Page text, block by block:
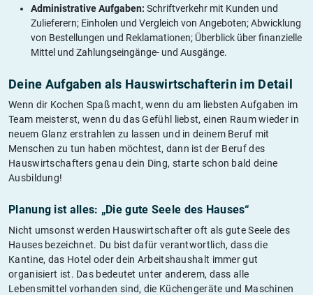
Administrative Aufgaben: Schriftverkehr mit Kunden und
Zulieferern; Einholen und Vergleich von Angeboten; Abwicklung
von Bestellungen und Reklamationen; Überblick über finanzielle
Mittel und Zahlungseingänge- und Ausgänge.
Deine Aufgaben als Hauswirtschafterin im Detail
Wenn dir Kochen Spaß macht, wenn du am liebsten Aufgaben im
Team meisterst, wenn du das Gefühl liebst, einen Raum wieder in
neuem Glanz erstrahlen zu lassen und in deinem Beruf mit
Menschen zu tun haben möchtest, dann ist der Beruf des
Hauswirtschafters genau dein Ding, starte schon bald deine
Ausbildung!
Planung ist alles: „Die gute Seele des Hauses“
Nicht umsonst werden Hauswirtschafter oft als gute Seele des
Hauses bezeichnet. Du bist dafür verantwortlich, dass die
Kantine, das Hotel oder dein Arbeitshaushalt immer gut
organisiert ist. Das bedeutet unter anderem, dass alle
Lebensmittel vorhanden sind, die Küchengeräte und Maschinen